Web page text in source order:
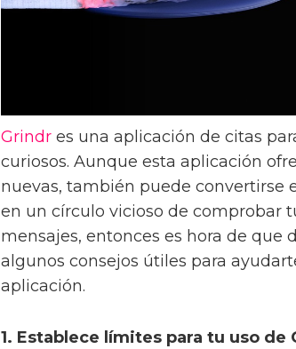
Grindr es una aplicación de citas
curiosos. Aunque esta aplicación
nuevas, también puede convertirse
en un círculo vicioso de comprobar
mensajes, entonces es hora de que
algunos consejos útiles para
aplicación.
1. Establece límites para tu uso de